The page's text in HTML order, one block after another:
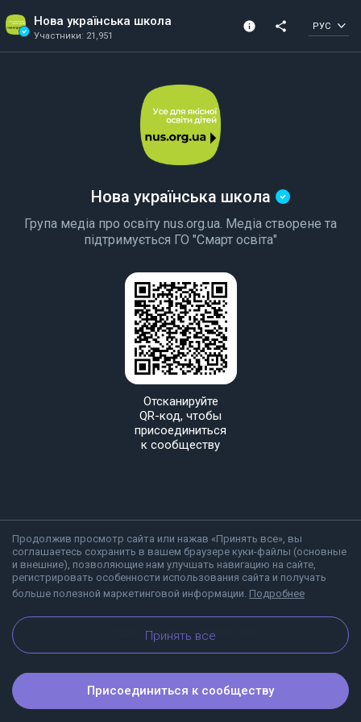
Нова українська школа
Участники: 21,951
info
Участники: 21,951
share РУС
Продолжив просмотр сайта или нажав «Принять все», вы
соглашаетесь сохранить в вашем браузере куки-файлы (основные
и внешние), позволяющие нам улучшать навигацию на сайте,
регистрировать особенности использования сайта и получать
больше полезной маркетинговой информации. Подробнее
Принять все
Нова українська школа
Група медіа про освіту nus.org.ua. Медіа створене та
підтримується ГО "Смарт освіта"
Отсканируйте
QR-код, чтобы
присоединиться
к сообществу
Блог Сообщества
Присоединиться к сообществу